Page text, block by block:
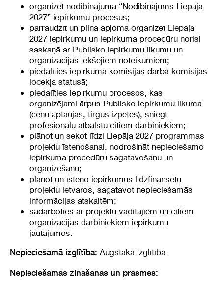
organizēt nodibinājuma “Nodibinājums Liepāja
2027” iepirkumu procesus;
pārraudzīt un pilnā apjomā organizēt Liepāja
2027 iepirkumu un iepirkuma procedūru norisi
saskaņā ar Publisko iepirkumu likumu un
organizācijas iekšējiem noteikumiem;
piedalīties iepirkuma komisijas darbā komisijas
locekļa statusā;
piedalīties iepirkumu procesos, kas
organizējami ārpus Publisko iepirkumu likuma
(cenu aptaujas, tirgus izpētes), sniegt
profesionālu atbalstu citiem darbiniekiem;
plānot un sekot līdzi Liepāja 2027 programmas
projektu īstenošanai, nodrošināt nepieciešamo
iepirkuma procedūru sagatavošanu un
organizēšanu;
plānot un īsteno iepirkumus līdzfinansētu
projektu ietvaros, sagatavot nepieciešamās
informācijas atskaitēm;
sadarboties ar projektu vadītājiem un citiem
organizācijas darbiniekiem iepirkumu
jautājumos.
Nepieciešamā izglītība: Augstākā izglītība
Nepieciešamās zināšanas un prasmes: